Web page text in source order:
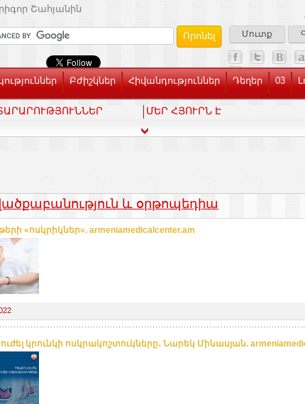
Մուտք
Շահյանին
Բժիշկներ Հիվանդություններ Դեղեր 03
ՄԵՐ ՀՅՈՒՐՆ Է
և օրթոպեդիա
«ոսկրիկներ». armeniamedicalcenter.am
կրունկի ոսկրակոշտուկները․ Նարեկ Մինասյան.